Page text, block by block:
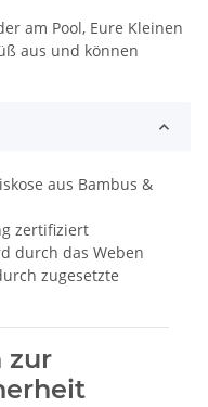
am Pool, Eure Kleinen
aus und können
aus Bambus &
zertifiziert
durch das Weben
zugesetzte
zur